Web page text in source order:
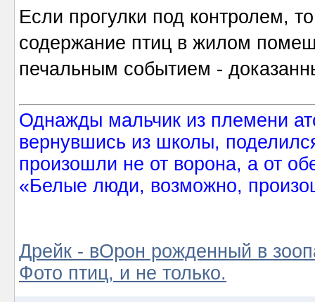
Если прогулки под контролем,
содержание птиц в жилом
печальным событием -
Однажды мальчик из племени
вернувшись из школы,
произошли не от ворона, а от
«Белые люди, возможно,
Дрейк - вОрон рожденный в
Фото птиц, и не только.